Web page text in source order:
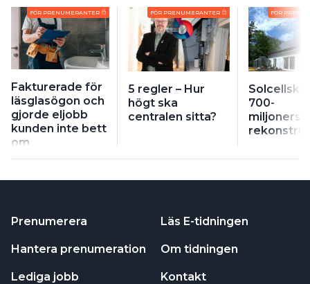
FÖR PRENUMERANTER
Fakturerade för
läsglasögon och
gjorde eljobb
kunden inte bett
om
FÖR PRENUMERANTER
5 regler – Hur
högt ska
centralen sitta?
FÖR
700-
Prenumerera
Hantera prenumeration
Lediga jobb
Läs E-tidningen
Om tidningen
Kontakt